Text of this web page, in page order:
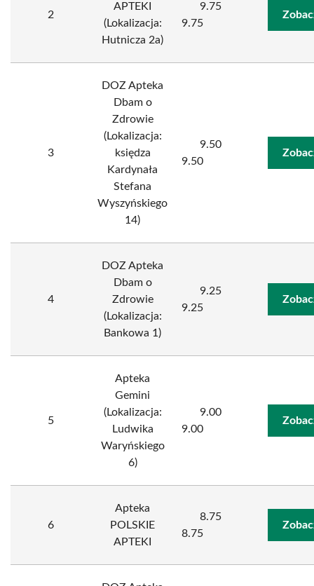
2
APTEKI
(Lokalizacja:
Hutnicza 2a)
9.75
9.75
3
DOZ Apteka
Dbam o
Zdrowie
(Lokalizacja:
księdza
Kardynała
Stefana
Wyszyńskiego
14)
9.50
9.50
4
DOZ Apteka
Dbam o
Zdrowie
(Lokalizacja:
Bankowa 1)
9.25
9.25
5
Apteka
Gemini
(Lokalizacja:
Ludwika
Waryńskiego
6)
9.00
9.00
6
Apteka
POLSKIE
APTEKI
8.75
8.75